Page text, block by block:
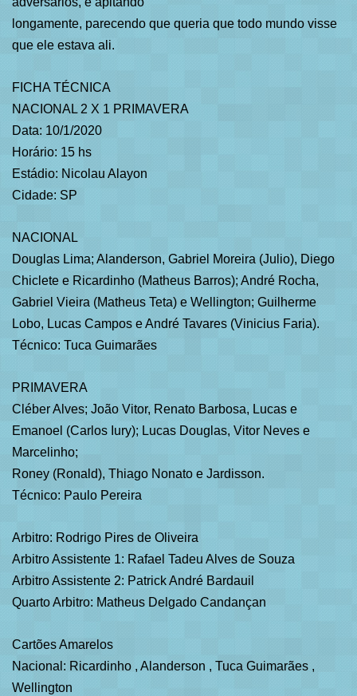
longamente, parecendo que queria que todo mundo visse
que ele estava ali.
FICHA TÉCNICA
NACIONAL 2 X 1 PRIMAVERA
Data: 10/1/2020
Horário: 15 hs
Estádio: Nicolau Alayon
Cidade: SP
NACIONAL
Douglas Lima; Alanderson, Gabriel Moreira (Julio), Diego
Chiclete e Ricardinho (Matheus Barros); André Rocha,
Gabriel Vieira (Matheus Teta) e Wellington; Guilherme
Lobo, Lucas Campos e André Tavares (Vinicius Faria).
Técnico: Tuca Guimarães
PRIMAVERA
Cléber Alves; João Vitor, Renato Barbosa, Lucas e
Emanoel (Carlos Iury); Lucas Douglas, Vitor Neves e
Marcelinho;
Roney (Ronald), Thiago Nonato e Jardisson.
Técnico: Paulo Pereira
Arbitro: Rodrigo Pires de Oliveira
Arbitro Assistente 1: Rafael Tadeu Alves de Souza
Arbitro Assistente 2: Patrick André Bardauil
Quarto Arbitro: Matheus Delgado Candançan
Cartões Amarelos
Nacional: Ricardinho , Alanderson , Tuca Guimarães ,
Wellington